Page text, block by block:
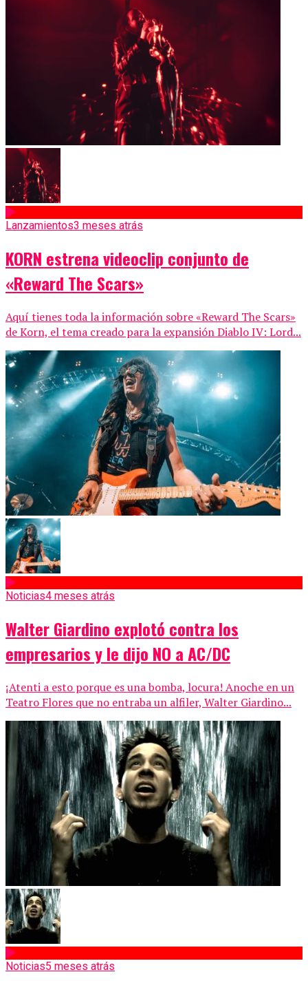
Lanzamientos3 meses atrás
KORN estrena videoclip conjunto de
«Reward The Scars»
Aquí tienes toda la información sobre «Reward The Scars»
de Korn, el tema creado para la expansión Diablo IV: Lord...
Noticias4 meses atrás
Walter Giardino explotó contra los
empresarios y le dijo NO a AC/DC
¡Atenti a esto porque es una bomba, locura! Anoche en un
Teatro Flores que no entraba un alfiler, Walter Giardino...
Noticias5 meses atrás